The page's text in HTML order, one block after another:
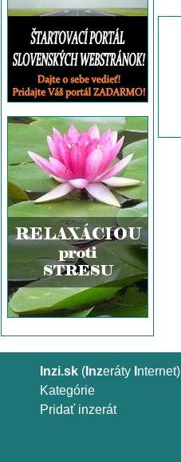
Inzi.sk ( Inzeráty nternet)
Kategórie
Pridať inzerát